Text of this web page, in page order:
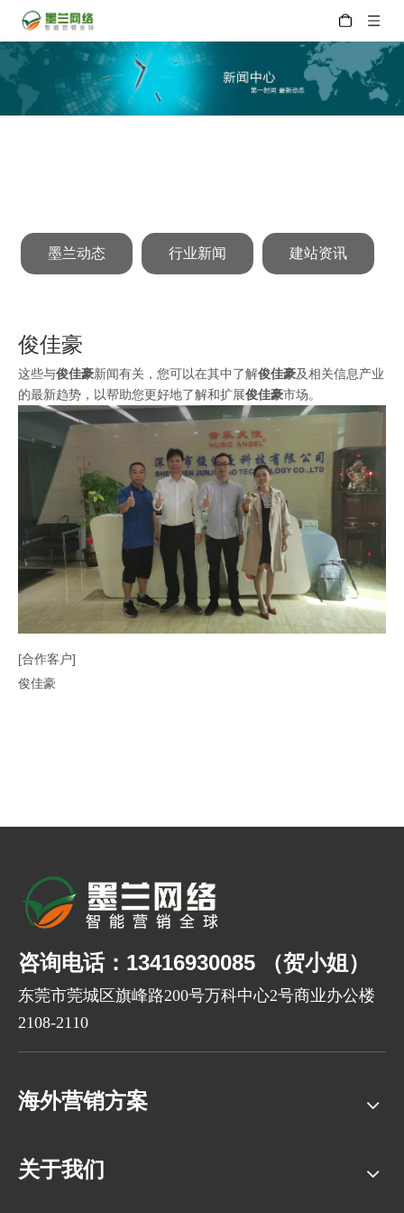
墨兰动态 行业新闻 建站资讯
俊佳豪
这些与俊佳豪新闻有关，您可以在其中了解俊佳豪及相关信息产业
的最新趋势，以帮助您更好地了解和扩展俊佳豪市场。
[合作客户]
俊佳豪
咨询电话：13416930085 （贺小姐）
东莞市莞城区旗峰路200号万科中心2号商业办公楼
2108-2110
海外营销方案
关于我们